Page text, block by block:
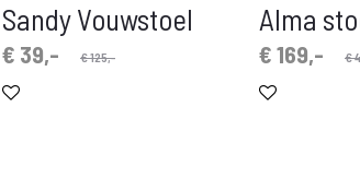
Sandy Vouwstoel
€125,-
€ 39,-
Alma
€
Oorspronkelijke
€169,-
Huidige
prijs